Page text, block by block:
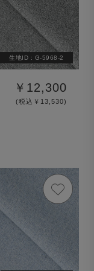
生地ID : G-5968-2
￥12,300
(税込￥13,530)